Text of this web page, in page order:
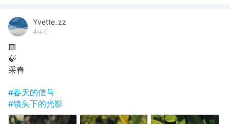
Yvette_zz
4年前
🟩
🍃
采春
#春天的信号
#镜头下的光影